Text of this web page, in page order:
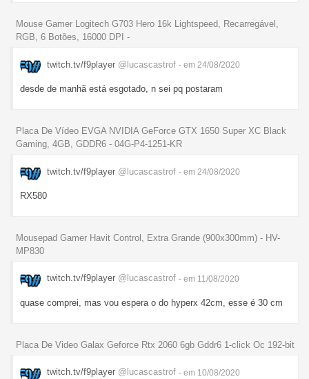
Mouse Gamer Logitech G703 Hero 16k Lightspeed, Recarregável,
RGB, 6 Botões, 16000 DPI -
twitch.tv/f9player @lucascastrof - em 24/08/2020
desde de manhã está esgotado, n sei pq postaram
Placa De Vídeo EVGA NVIDIA GeForce GTX 1650 Super XC Black
Gaming, 4GB, GDDR6 - 04G-P4-1251-KR
twitch.tv/f9player @lucascastrof - em 24/08/2020
RX580
Mousepad Gamer Havit Control, Extra Grande (900x300mm) - HV-
MP830
twitch.tv/f9player @lucascastrof - em 11/08/2020
quase comprei, mas vou espera o do hyperx 42cm, esse é 30 cm
Placa De Video Galax Geforce Rtx 2060 6gb Gddr6 1-click Oc 192-bit
twitch.tv/f9player @lucascastrof - em 10/08/2020